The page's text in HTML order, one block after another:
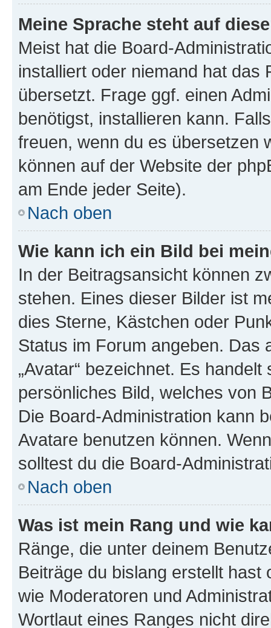
Meine Sprache steht auf
Meist hat die Board-
installiert oder niemand hat das
übersetzt. Frage ggf. einen
benötigst, installieren kann.
freuen, wenn du es übersetzen
können auf der Website der
am Ende jeder Seite).
Nach oben
Wie kann ich ein Bild bei
In der Beitragsansicht können
stehen. Eines dieser Bilder ist
dies Sterne, Kästchen oder
Status im Forum angeben. Das
„Avatar“ bezeichnet. Es
persönliches Bild, welches von
Die Board-Administration kann
Avatare benutzen können.
solltest du die Board-
Nach oben
Was ist mein Rang und wie
Ränge, die unter deinem
Beiträge du bislang erstellt
wie Moderatoren und
Wortlaut eines Ranges nicht